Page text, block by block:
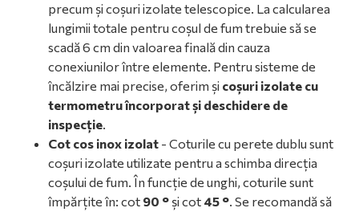
precum și coșuri izolate telescopice. La calcularea
lungimii totale pentru coșul de fum trebuie să se
scadă 6 cm din valoarea finală din cauza
conexiunilor între elemente. Pentru sisteme de
încălzire mai precise, oferim și coșuri izolate cu
termometru încorporat și deschidere de
inspecție.
Cot cos inox izolat - Coturile cu perete dublu sunt
coșuri izolate utilizate pentru a schimba direcția
coșului de fum. În funcție de unghi, coturile sunt
împărțite în: cot 90 ° și cot 45 °. Se recomandă să